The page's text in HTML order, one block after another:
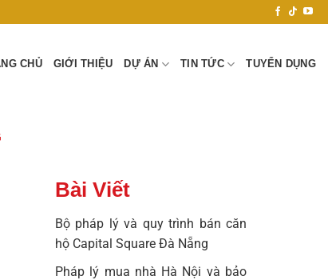
CHỦ GIỚI THIỆU DỰ ÁN TIN TỨC TUYỂN DỤNG
Bài Viết
Bộ pháp lý và quy trình bán căn
hộ Capital Square Đà Nẵng
Pháp lý mua nhà Hà Nội và bảo